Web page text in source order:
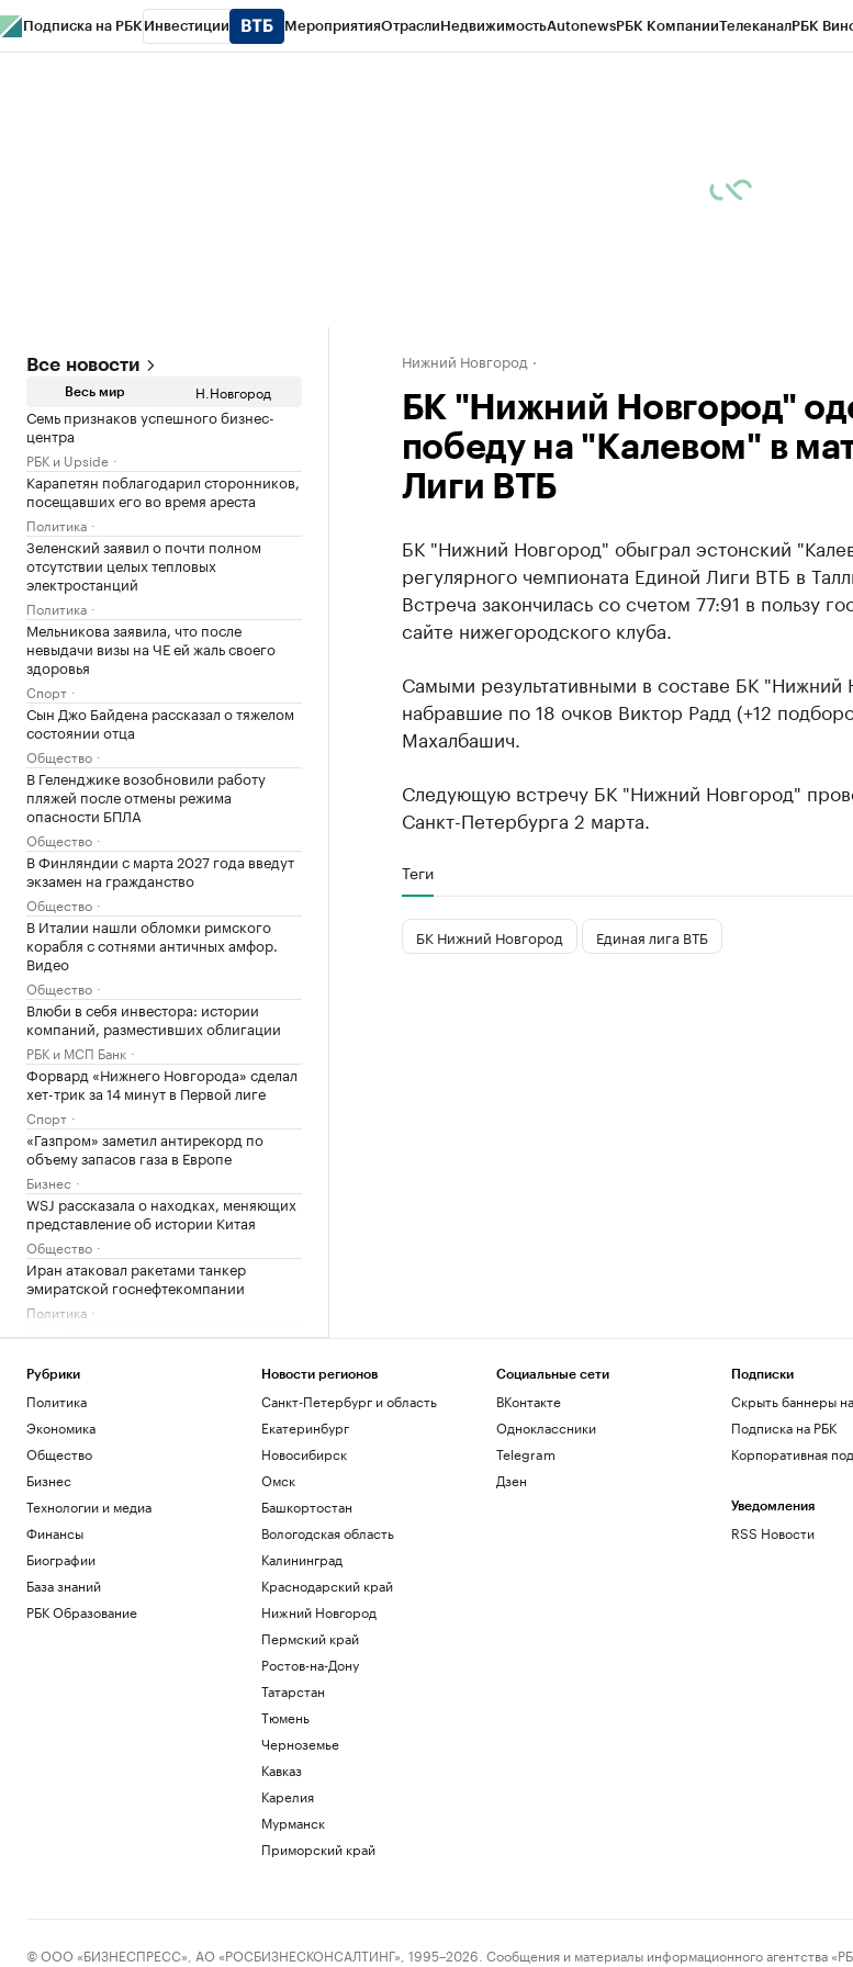
Подписка на РБК Инвестиции МероприятияОтраслиНедвижимостьAutonewsРБК КомпанииТелеканалРБК
Все новости
Весь мир Н.Новгород
Семь признаков успешного бизнес-
центра
РБК и Upside
Карапетян поблагодарил сторонников,
посещавших его во время ареста
Политика
Зеленский заявил о почти полном
отсутствии целых тепловых
электростанций
Политика
Мельникова заявила, что после
невыдачи визы на ЧЕ ей жаль своего
здоровья
Спорт
Сын Джо Байдена рассказал о тяжелом
состоянии отца
Общество
В Геленджике возобновили работу
пляжей после отмены режима
опасности БПЛА
Общество
В Финляндии с марта 2027 года введут
экзамен на гражданство
Общество
В Италии нашли обломки римского
корабля с сотнями античных амфор.
Видео
Общество
Влюби в себя инвестора: истории
компаний, разместивших облигации
РБК и МСП Банк
Форвард «Нижнего Новгорода» сделал
хет-трик за 14 минут в Первой лиге
Спорт
«Газпром» заметил антирекорд по
объему запасов газа в Европе
Бизнес
WSJ рассказала о находках, меняющих
представление об истории Китая
Общество
Иран атаковал ракетами танкер
эмиратской госнефтекомпании
Политика
Российские военные ударили по целям
Политика
В Болгарии назвали упавший
Политика
Что нового построят на Ходынском
поле
РБК и Stone
Гастрогиды по России: от аутентичных
ферм и ресторанов до отелей
РБК и РСХБ
«Балтика» обыграла «Крылья Советов»
в матче РПЛ
помощи Украине на «европейском
Нижний Новгород
БК "Нижний Новгород"
победу на "Калевом" в
Лиги ВТБ
БК "Нижний Новгород" обыграл эстонский
регулярного чемпионата Единой Лиги ВТБ в
Встреча закончилась со счетом 77:91 в пользу
сайте нижегородского клуба.
Самыми результативными в составе БК "Нижний
набравшие по 18 очков Виктор Радд (+12
Махалбашич.
Следующую встречу БК "Нижний Новгород"
Санкт-Петербурга 2 марта.
Теги
БК Нижний Новгород Единая лига ВТБ
Рубрики
Политика
Экономика
Общество
Бизнес
Технологии и медиа
Финансы
Биографии
База знаний
РБК Образование
Новости регионов
Санкт-Петербург и область
Екатеринбург
Новосибирск
Омск
Башкортостан
Вологодская область
Калининград
Краснодарский край
Нижний Новгород
Пермский край
Ростов-на-Дону
Татарстан
Тюмень
Черноземье
Кавказ
Карелия
Мурманск
Приморский край
Социальные сети
ВКонтакте
Одноклассники
Telegram
Дзен
Подписки
Скрыть баннеры
Подписка на РБК
Корпоративная
Уведомления
RSS Новости
© ООО «БИЗНЕСПРЕСС», АО «РОСБИЗНЕСКОНСАЛТИНГ», 1995–2026. Сообщения и материалы информационного агентства